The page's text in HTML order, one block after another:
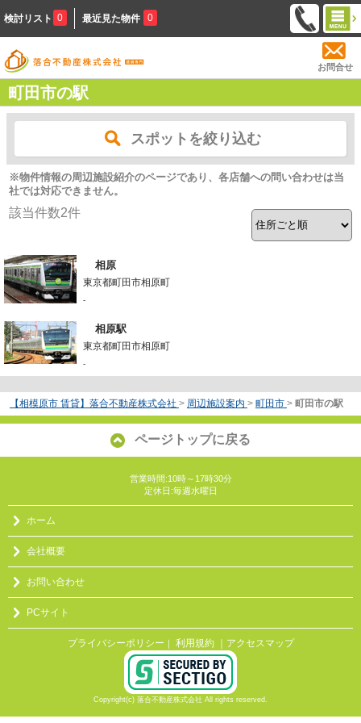
検討リスト 0 最近見た物件 0
お問合せ
町田市の駅
スポットを絞り込む
※物件情報の周辺施設紹介のページであり、各店舗への問い合わせは当
社では対応できません。
該当件数2件
相原
東京都町田市相原町
-
相原駅
東京都町田市相原町
-
【相模原市 賃貸】落合不動産株式会社 > 周辺施設案内 > 町田市 > 町田市の駅
ページトップに戻る
営業時間:10時～17時30分
定休日:毎週水曜日
ホーム
会社概要
お問い合わせ
PCサイト
プライバシーポリシー ｜ 利用規約 ｜アクセスマップ
Copyright(c) 落合不動産株式会社 All rights reserved.